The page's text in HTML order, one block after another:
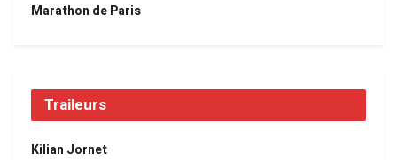
Marathon de Paris
Traileurs
Kilian Jornet